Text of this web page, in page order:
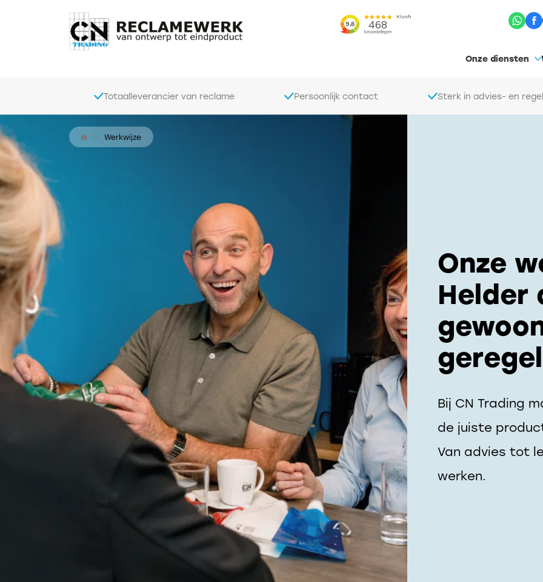
Onze diensten
Totaalleverancier van reclame Persoonlijk contact Sterk in advies- en
Werkwijze
Onze
Helder
Bij CN Trading
de juiste
Van advies tot
werken.